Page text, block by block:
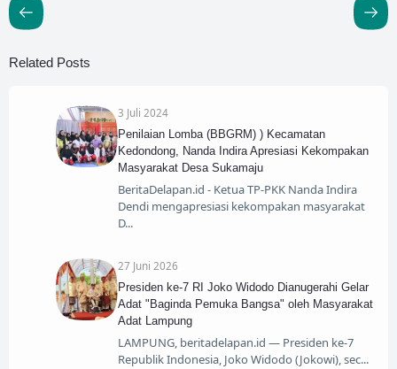
Related Posts
3 Juli 2024
Penilaian Lomba (BBGRM) ) Kecamatan
Kedondong, Nanda Indira Apresiasi Kekompakan
Masyarakat Desa Sukamaju
BeritaDelapan.id - Ketua TP-PKK Nanda Indira
Dendi mengapresiasi kekompakan masyarakat
D
27 Juni 2026
​Presiden ke-7 RI Joko Widodo Dianugerahi Gelar
Adat "Baginda Pemuka Bangsa" oleh Masyarakat
Adat Lampung
​LAMPUNG, beritadelapan.id — Presiden ke-7
Republik Indonesia, Joko Widodo (Jokowi), sec